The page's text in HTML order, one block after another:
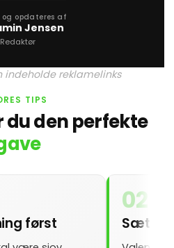
og opdateres af
Jensen
Redaktør
indeholde reklamelinks
TIPS
du den perfekte
først
02
Sæt en